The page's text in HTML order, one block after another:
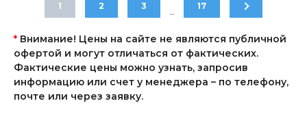
1 2 3 .. 17
* Внимание! Цены на сайте не являются публичной
офертой и могут отличаться от фактических.
Фактические цены можно узнать, запросив
информацию или счет у менеджера – по телефону,
почте или через заявку.